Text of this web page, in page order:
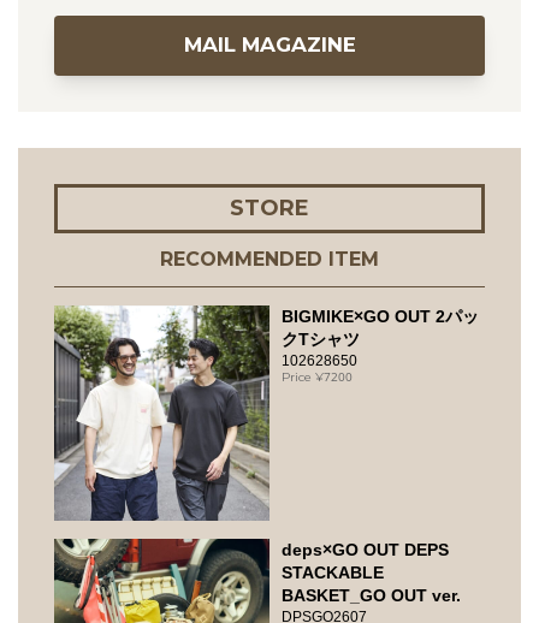
MAIL MAGAZINE
STORE
RECOMMENDED ITEM
BIGMIKE×GO OUT 2パッ
クTシャツ
102628650
7200
deps×GO OUT DEPS
STACKABLE
BASKET_GO OUT ver.
DPSGO2607